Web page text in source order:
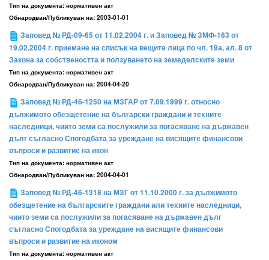
Тип на документа: нормативен акт
Обнародван/Публикуван на: 2003-01-01
Заповед № РД-09-65 от 11.02.2004 г. и Заповед № ЗМФ-163 от
19.02.2004 г. приемане на списък на вещите лица по чл. 19а, ал. 8 от
Закона за собствеността и ползуването на земеделските земи
Тип на документа: нормативен акт
Обнародван/Публикуван на: 2004-04-20
Заповед № РД-46-1250 на МЗГАР от 7.09.1999 г. относно
дължимото обезщетение на български граждани и техните
наследници, чиито земи са послужили за погасяване на държавен
дълг съгласно Спогодбата за уреждане на висящите финансови
въпроси и развитие на икон
Тип на документа: нормативен акт
Обнародван/Публикуван на: 2004-04-01
Заповед № РД-46-1318 на МЗГ от 11.10.2000 г. за дължимото
обезщетение на българските граждани или техните наследници,
чиито земи са послужили за погасяване на държавен дълг
съгласно Спогодбата за уреждане на висящите финансови
въпроси и развитие на иконом
Тип на документа: нормативен акт